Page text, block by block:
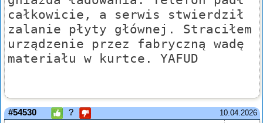
całkowicie, a serwis stwierdził
zalanie płyty głównej. Straciłem
urządzenie przez fabryczną wadę
materiału w kurtce. YAFUD
10.04.2026
#54530 ?